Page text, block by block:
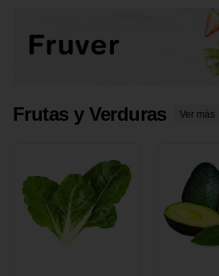
Frutas y Verduras Ver más